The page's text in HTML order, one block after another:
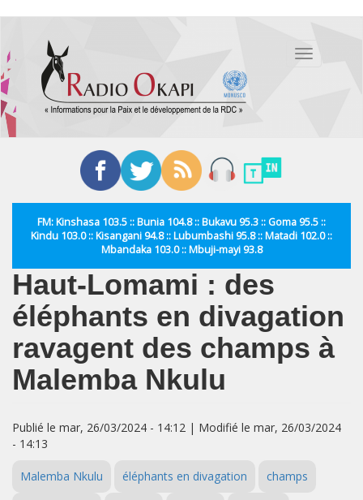
contenu
principal
Toggle
FM: Kinshasa 103.5 :: Bunia 104.8 :: Bukavu 95.3 :: Goma 95.5 ::
Kindu 103.0 :: Kisangani 94.8 :: Lubumbashi 95.8 :: Matadi 102.0 ::
Mbandaka 103.0 :: Mbuji-mayi 93.8
Haut-Lomami : des
éléphants en divagation
ravagent des champs à
Malemba Nkulu
Publié le mar, 26/03/2024 - 14:12 | Modifié le mar, 26/03/2024
- 14:13
Malemba Nkulu éléphants en divagation champs